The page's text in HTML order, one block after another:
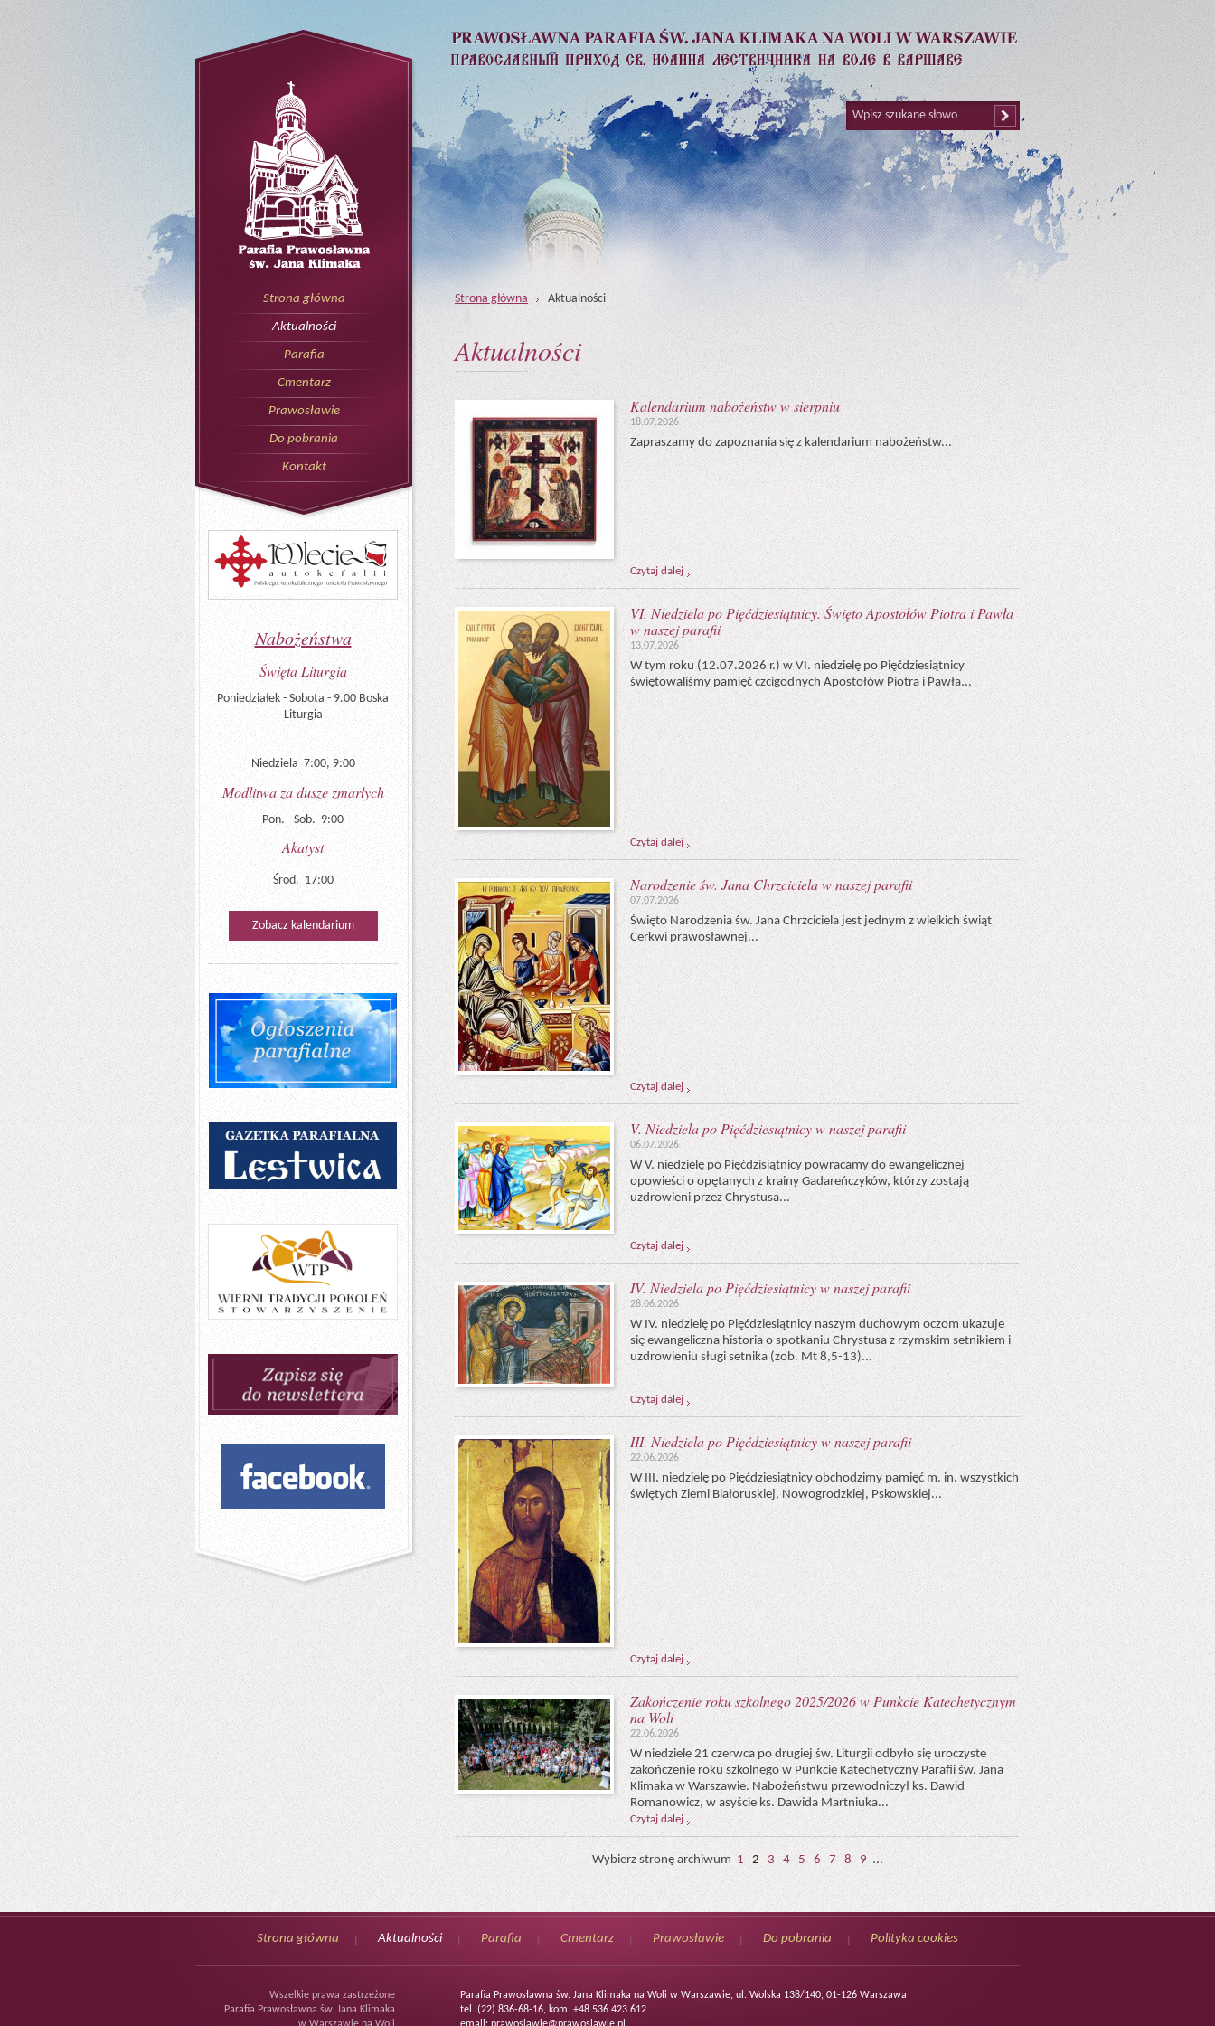
Strona główna
Aktualności
Parafia
Cmentarz
Prawosławie
Do pobrania
Kontakt
Nabożeństwa
Święta Liturgia
Poniedziałek - Sobota - 9.00 Boska
Liturgia
Niedziela 7:00, 9:00
Modlitwa za dusze zmarłych
Pon. - Sob. 9:00
Akatyst
Środ. 17:00
Zobacz kalendarium
Strona główna Aktualności
Aktualności
Kalendarium nabożeństw w sierpniu
18.07.2026
Zapraszamy do zapoznania się z kalendarium nabożeństw...
Czytaj dalej
VI. Niedziela po Pięćdziesiątnicy. Święto Apostołów Piotra i Pawła
w naszej parafii
13.07.2026
W tym roku (12.07.2026 r.) w VI. niedzielę po Pięćdziesiątnicy
świętowaliśmy pamięć czcigodnych Apostołów Piotra i Pawła...
Czytaj dalej
Narodzenie św. Jana Chrzciciela w naszej parafii
07.07.2026
Święto Narodzenia św. Jana Chrzciciela jest jednym z wielkich świąt
Cerkwi prawosławnej...
Czytaj dalej
V. Niedziela po Pięćdziesiątnicy w naszej parafii
06.07.2026
W V. niedzielę po Pięćdzisiątnicy powracamy do ewangelicznej
opowieści o opętanych z krainy Gadareńczyków, którzy zostają
uzdrowieni przez Chrystusa...
Czytaj dalej
IV. Niedziela po Pięćdziesiątnicy w naszej parafii
28.06.2026
W IV. niedzielę po Pięćdziesiątnicy naszym duchowym oczom ukazuje
się ewangeliczna historia o spotkaniu Chrystusa z rzymskim setnikiem i
uzdrowieniu sługi setnika (zob. Mt 8,5-13)...
Czytaj dalej
III. Niedziela po Pięćdziesiątnicy w naszej parafii
22.06.2026
W III. niedzielę po Pięćdziesiątnicy obchodzimy pamięć m. in. wszystkich
świętych Ziemi Białoruskiej, Nowogrodzkiej, Pskowskiej...
Czytaj dalej
Zakończenie roku szkolnego 2025/2026 w Punkcie Katechetycznym
na Woli
22.06.2026
W niedziele 21 czerwca po drugiej św. Liturgii odbyło się uroczyste
zakończenie roku szkolnego w Punkcie Katechetyczny Parafii św. Jana
Klimaka w Warszawie. Nabożeństwu przewodniczył ks. Dawid
Romanowicz, w asyście ks. Dawida Martniuka...
Czytaj dalej
Wybierz stronę archiwum 1 2 3 4 5 6 7 8 9 ...
Strona główna Aktualności Parafia Cmentarz Prawosławie Do pobrania Polityka cookies
Wszelkie prawa zastrzeżone
Parafia Prawosławna św. Jana Klimaka
Parafia Prawosławna św. Jana Klimaka na Woli w Warszawie, ul. Wolska 138/140, 01-126 Warszawa
tel. (22) 836-68-16, kom. +48 536 423 612